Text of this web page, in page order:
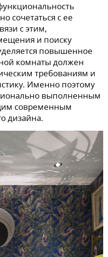
сочетаться с ее
с этим,
и поиску
повышенное
комнаты должен
требованиям и
Именно поэтому
выполненным
современным
дизайна.